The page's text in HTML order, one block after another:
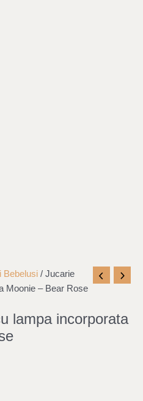
Bebelusi / Jucarie
Moonie – Bear Rose
lampa incorporata